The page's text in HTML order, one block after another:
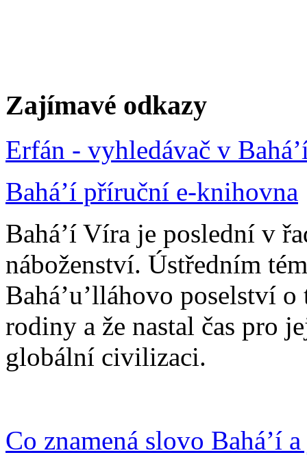
Zajímavé odkazy
Erfán - vyhledávač v
Bahá’í příruční e-knihovna
Bahá’í Víra je poslední v
náboženství. Ústředním
Bahá’u’lláhovo poselství
rodiny a že nastal čas pro
globální civilizaci.
Co znamená slovo Bahá’í